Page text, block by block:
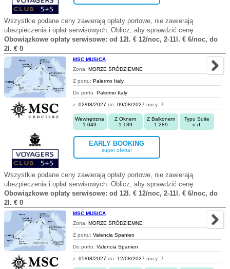
Wszystkie podane ceny zawierają opłaty portowe, nie zawierają
ubezpieczenia i opłat serwisowych. Oblicz, aby sprawdzić cenę.
Obowiązkowe opłaty serwisowe: od 12l. € 12/noc, 2-11l. € 6/noc, do
2l. € 0
MSC MUSICA
Zona: MORZE ŚRÓDZIEMNE
Z portu: Palermo Italy
Do portu: Palermo Italy
z: 02/08/2027 do: 09/08/2027 nocy: 7
Wewnętrzna
1.049
Z Oknem
1.139
Z Balkonem
1.289
Typu Suite
n.d.
EARLY BOOKING
super oferta!
Wszystkie podane ceny zawierają opłaty portowe, nie zawierają
ubezpieczenia i opłat serwisowych. Oblicz, aby sprawdzić cenę.
Obowiązkowe opłaty serwisowe: od 12l. € 12/noc, 2-11l. € 6/noc, do
2l. € 0
MSC MUSICA
Zona: MORZE ŚRÓDZIEMNE
Z portu: Valencia Spanien
Do portu: Valencia Spanien
z: 05/08/2027 do: 12/08/2027 nocy: 7